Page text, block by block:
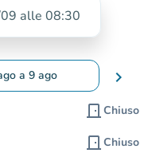
alle 08:30
a 9 ago
per modificare le
chevron_right
door_front Chiuso
door_front Chiuso